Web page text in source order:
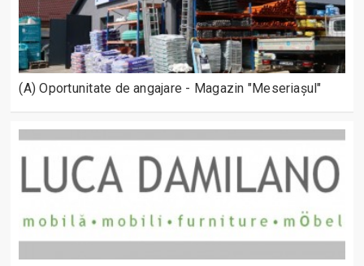
(A) Oportunitate de angajare - Magazin "Meseriașul"